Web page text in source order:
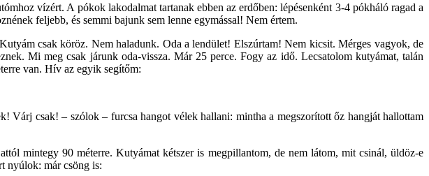
vízért. A pókok lakodalmat tartanak ebben az erdőben: lépésenként 3-4 pókháló ragad a
feljebb, és semmi bajunk sem lenne egymással! Nem értem.
csak köröz. Nem haladunk. Oda a lendület! Elszúrtam! Nem kicsit. Mérges vagyok, de
Mi meg csak járunk oda-vissza. Már 25 perce. Fogy az idő. Lecsatolom kutyámat, talán
van. Hív az egyik segítőm:
Várj csak! – szólok – furcsa hangot vélek hallani: mintha a megszorított őz hangját hallottam
mintegy 90 méterre. Kutyámat kétszer is megpillantom, de nem látom, mit csinál, üldöz-e
nyúlok: már csöng is: